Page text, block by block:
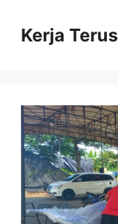
Kerja Terus